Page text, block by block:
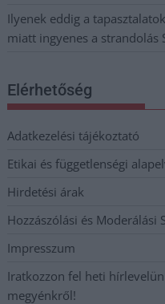
Ilyenek eddig a
miatt ingyenes a strandolás
Elérhetőség
Adatkezelési tájékoztató
Etikai és függetlenségi
Hirdetési árak
Hozzászólási és Moderálási
Impresszum
Iratkozzon fel heti
megyénkről!